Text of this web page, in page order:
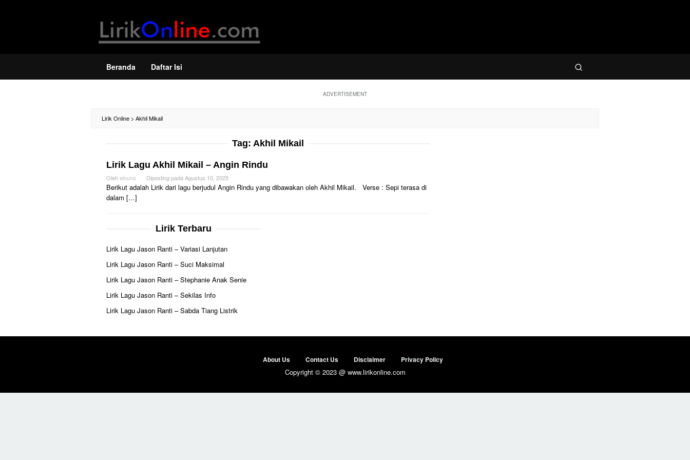
Beranda Daftar Isi
ADVERTISEMENT
Lirik Online > Akhil Mikail
Tag: Akhil Mikail
Lirik Lagu Akhil Mikail – Angin Rindu
Olehelnuno Diposting pada Agustus 10, 2025
Berikut adalah Lirik dari lagu berjudul Angin Rindu yang dibawakan oleh Akhil Mikail. Verse : Sepi terasa di
dalam […]
Lirik Terbaru
Lirik Lagu Jason Ranti – Variasi Lanjutan
Lirik Lagu Jason Ranti – Suci Maksimal
Lirik Lagu Jason Ranti – Stephanie Anak Senie
Lirik Lagu Jason Ranti – Sekilas Info
Lirik Lagu Jason Ranti – Sabda Tiang Listrik
About Us Contact Us Disclaimer Privacy Policy
Copyright © 2023 @ www.lirikonline.com